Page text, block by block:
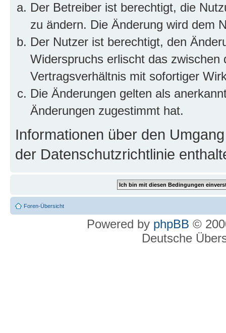
Der Betreiber ist berechtigt, die
zu ändern. Die Änderung wird dem
Der Nutzer ist berechtigt, den
Widerspruchs erlischt das
Vertragsverhältnis mit sofortiger
Die Änderungen gelten als
Änderungen zugestimmt hat.
Informationen über den
der Datenschutzrichtlinie
Foren-Übersicht
Powered by phpBB ©
Deutsche